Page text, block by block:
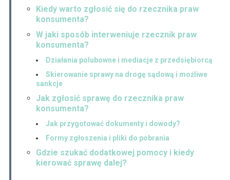
Kiedy warto zgłosić się do rzecznika praw
konsumenta?
W jaki sposób interweniuje rzecznik praw
konsumenta?
Działania polubowne i mediacje z przedsiębiorcą
Skierowanie sprawy na drogę sądową i możliwe
sankcje
Jak zgłosić sprawę do rzecznika praw
konsumenta?
Jak przygotować dokumenty i dowody?
Formy zgłoszenia i pliki do pobrania
Gdzie szukać dodatkowej pomocy i kiedy
kierować sprawę dalej?